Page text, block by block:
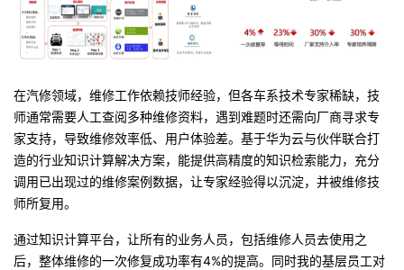
在汽修领域，维修工作依赖技师经验，但各车系技术专家稀缺，技
师通常需要人工查阅多种维修资料，遇到难题时还需向厂商寻求专
家支持，导致维修效率低、用户体验差。基于华为云与伙伴联合打
造的行业知识计算解决方案，能提供高精度的知识检索能力，充分
调用已出现过的维修案例数据，让专家经验得以沉淀，并被维修技
师所复用。
通过知识计算平台，让所有的业务人员，包括维修人员去使用之
后，整体维修的一次修复成功率有4%的提高。同时我的基层员工对